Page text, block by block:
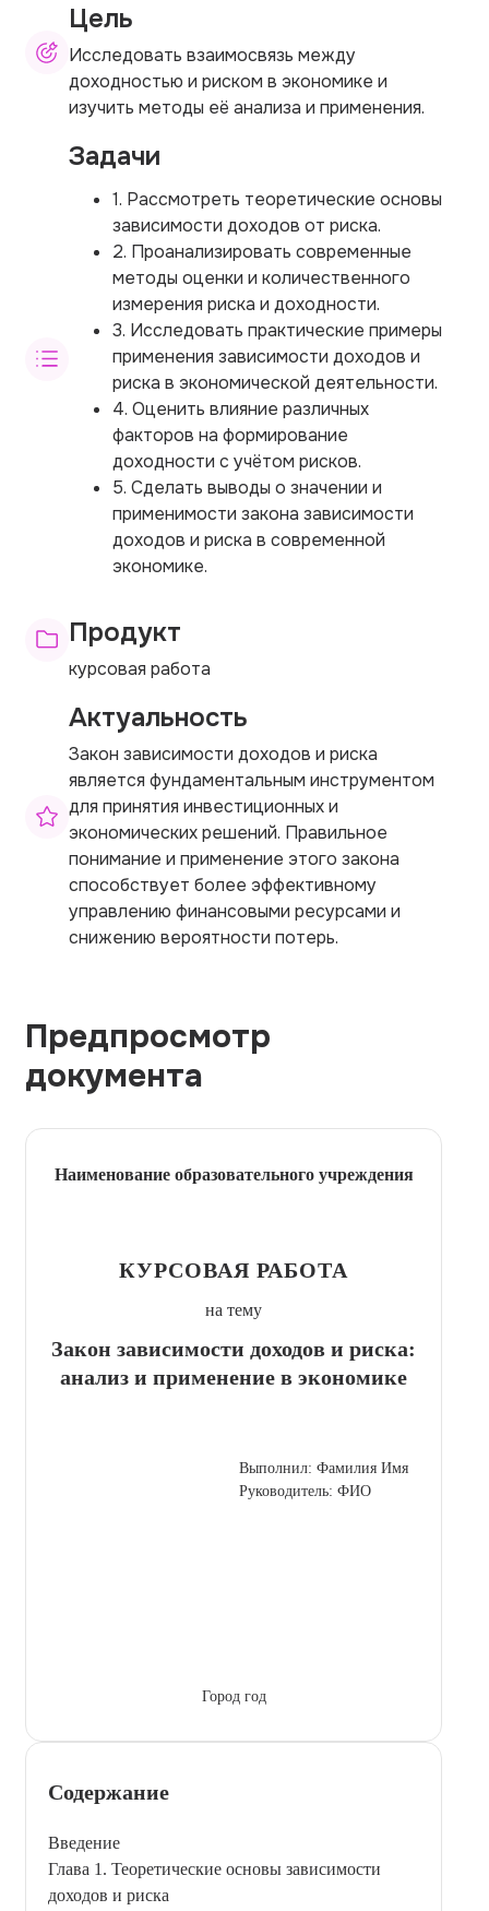
Цель
Исследовать взаимосвязь между
доходностью и риском в экономике и
изучить методы её анализа и применения.
Задачи
1. Рассмотреть теоретические основы
зависимости доходов от риска.
2. Проанализировать современные
методы оценки и количественного
измерения риска и доходности.
3. Исследовать практические примеры
применения зависимости доходов и
риска в экономической деятельности.
4. Оценить влияние различных
факторов на формирование
доходности с учётом рисков.
5. Сделать выводы о значении и
применимости закона зависимости
доходов и риска в современной
экономике.
Продукт
курсовая работа
Актуальность
Закон зависимости доходов и риска
является фундаментальным инструментом
для принятия инвестиционных и
экономических решений. Правильное
понимание и применение этого закона
способствует более эффективному
управлению финансовыми ресурсами и
снижению вероятности потерь.
Предпросмотр
документа
Наименование образовательного учреждения
КУРСОВАЯ РАБОТА
на тему
Закон зависимости доходов и риска:
анализ и применение в экономике
Выполнил: Фамилия Имя
Руководитель: ФИО
Город год
Содержание
Введение
Глава 1. Теоретические основы зависимости
доходов и риска